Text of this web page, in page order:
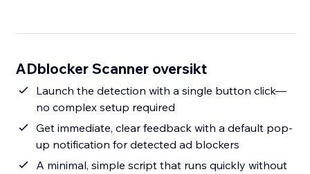
ADblocker Scanner oversikt
Launch the detection with a single button click—
no complex setup required
Get immediate, clear feedback with a default pop-
up notification for detected ad blockers
A minimal, simple script that runs quickly without